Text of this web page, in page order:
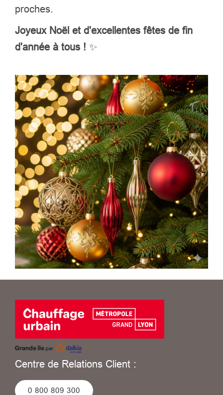
proches.
Joyeux Noël et d'excellentes fêtes de fin
d'année à tous ! ✨
Centre de Relations Client :
0 800 809 300